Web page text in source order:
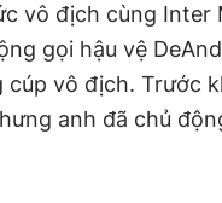
vô địch cùng Inter
gọi hậu vệ
vô địch. Trước
anh đã chủ